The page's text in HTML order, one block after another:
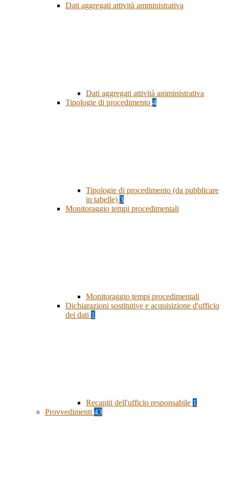
Dati aggregati attività amministrativa
Dati aggregati attività amministrativa
Tipologie di procedimento 4
Tipologie di procedimento (da pubblicare
in tabelle) 3
Monitoraggio tempi procedimentali
Monitoraggio tempi procedimentali
Dichiarazioni sostitutive e acquisizione d'ufficio
dei dati 1
Recapiti dell'ufficio responsabile 1
Provvedimenti 43